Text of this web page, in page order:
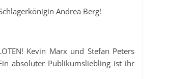
Andrea Berg!
Kevin Marx und Stefan Peters
absoluter Publikumsliebling ist ihr